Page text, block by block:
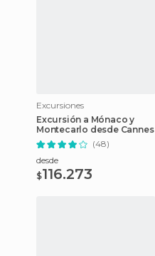
Excursiones
Excursión a Mónaco y
Montecarlo desde Cannes
(48)
desde
$116.273